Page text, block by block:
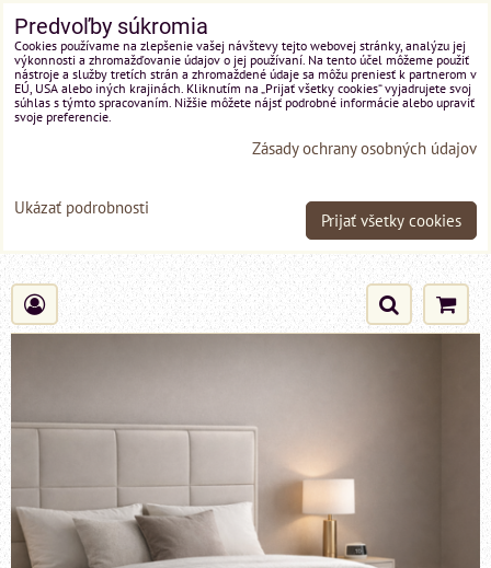
Predvoľby súkromia
Cookies používame na zlepšenie vašej návštevy tejto webovej stránky, analýzu jej
výkonnosti a zhromažďovanie údajov o jej používaní. Na tento účel môžeme použiť
nástroje a služby tretích strán a zhromaždené údaje sa môžu preniesť k partnerom v
EÚ, USA alebo iných krajinách. Kliknutím na „Prijať všetky cookies“ vyjadrujete svoj
súhlas s týmto spracovaním. Nižšie môžete nájsť podrobné informácie alebo upraviť
svoje preferencie.
Zásady ochrany osobných údajov
Ukázať podrobnosti
Prijať všetky cookies